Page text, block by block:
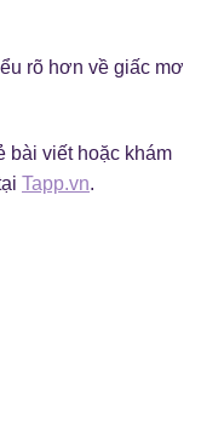
rõ hơn về giấc mơ
bài viết hoặc khám
Tapp.vn.